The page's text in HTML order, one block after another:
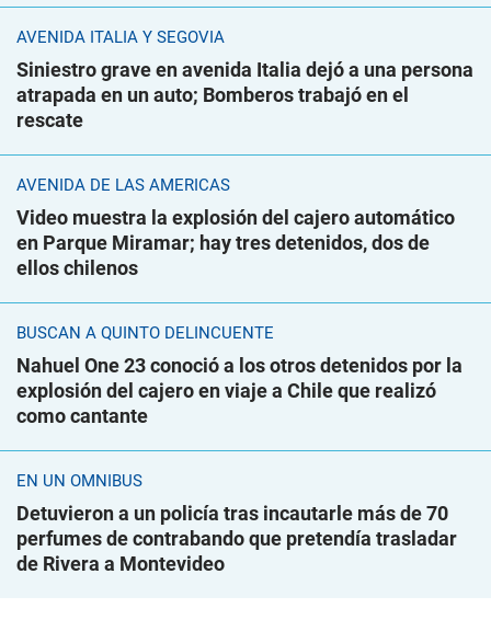
AVENIDA ITALIA Y SEGOVIA
Siniestro grave en avenida Italia dejó a una persona
atrapada en un auto; Bomberos trabajó en el
rescate
AVENIDA DE LAS AMÉRICAS
Video muestra la explosión del cajero automático
en Parque Miramar; hay tres detenidos, dos de
ellos chilenos
BUSCAN A QUINTO DELINCUENTE
Nahuel One 23 conoció a los otros detenidos por la
explosión del cajero en viaje a Chile que realizó
como cantante
EN UN ÓMNIBUS
Detuvieron a un policía tras incautarle más de 70
perfumes de contrabando que pretendía trasladar
de Rivera a Montevideo